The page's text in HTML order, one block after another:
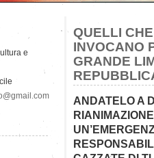
QUELLI
INVOCANO
GRANDE
ANDATELO A
e